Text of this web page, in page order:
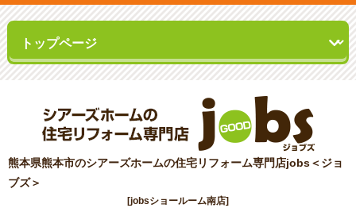
熊本県熊本市のシアーズホームの住宅リフォーム専門店jobs＜ジョ
ブズ＞
[jobsショールーム南店]